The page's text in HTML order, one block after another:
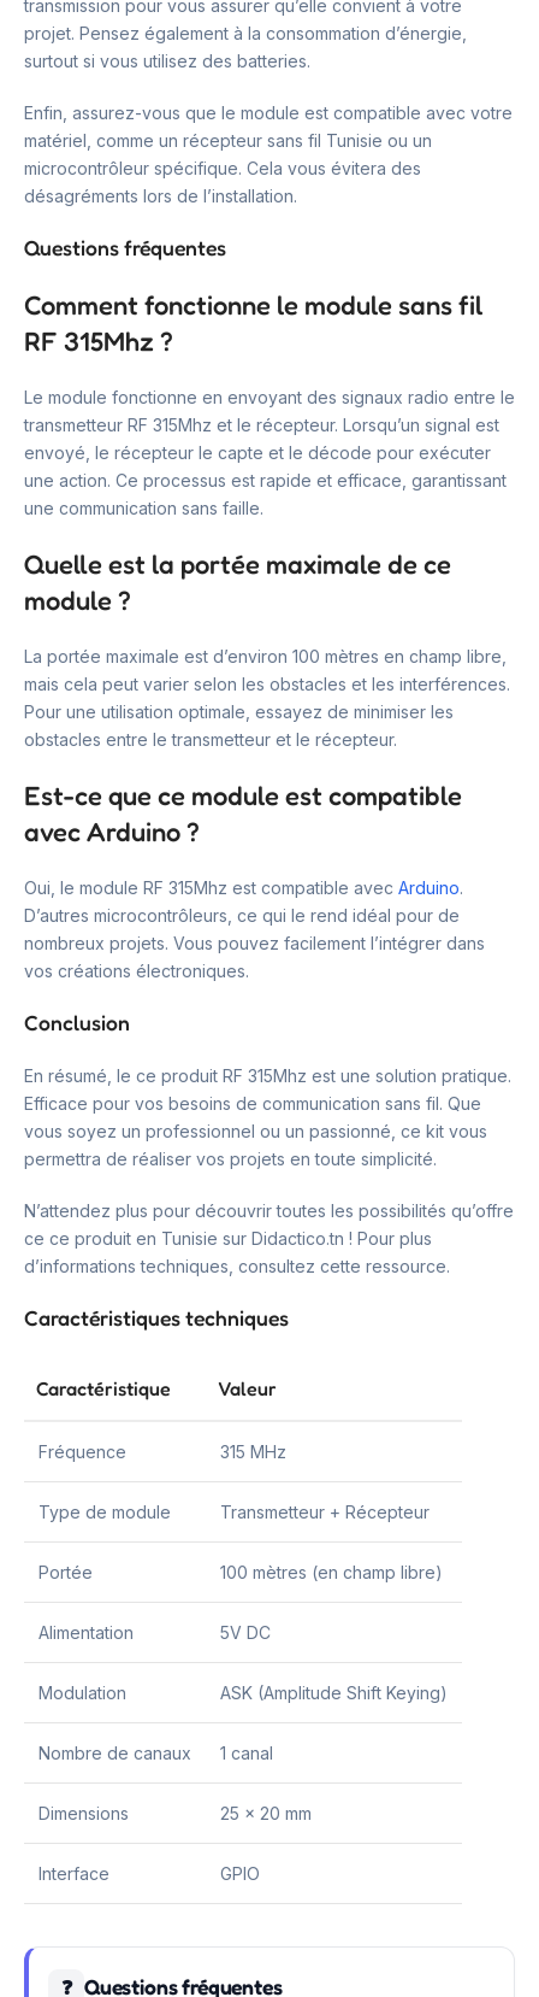
transmission pour vous assurer qu’elle convient à votre
projet. Pensez également à la consommation d’énergie,
surtout si vous utilisez des batteries.
Enfin, assurez-vous que le module est compatible avec votre
matériel, comme un récepteur sans fil Tunisie ou un
microcontrôleur spécifique. Cela vous évitera des
désagréments lors de l’installation.
Questions fréquentes
Comment fonctionne le module sans fil
RF 315Mhz ?
Le module fonctionne en envoyant des signaux radio entre le
transmetteur RF 315Mhz et le récepteur. Lorsqu’un signal est
envoyé, le récepteur le capte et le décode pour exécuter
une action. Ce processus est rapide et efficace, garantissant
une communication sans faille.
Quelle est la portée maximale de ce
module ?
La portée maximale est d’environ 100 mètres en champ libre,
mais cela peut varier selon les obstacles et les interférences.
Pour une utilisation optimale, essayez de minimiser les
obstacles entre le transmetteur et le récepteur.
Est-ce que ce module est compatible
avec Arduino ?
Oui, le module RF 315Mhz est compatible avec Arduino.
D’autres microcontrôleurs, ce qui le rend idéal pour de
nombreux projets. Vous pouvez facilement l’intégrer dans
vos créations électroniques.
Conclusion
En résumé, le ce produit RF 315Mhz est une solution pratique.
Efficace pour vos besoins de communication sans fil. Que
vous soyez un professionnel ou un passionné, ce kit vous
permettra de réaliser vos projets en toute simplicité.
N’attendez plus pour découvrir toutes les possibilités qu’offre
ce ce produit en Tunisie sur Didactico.tn ! Pour plus
d’informations techniques, consultez cette ressource.
Caractéristiques techniques
Caractéristique Valeur
Fréquence 315 MHz
Type de module Transmetteur + Récepteur
Portée 100 mètres (en champ libre)
Alimentation 5V DC
Modulation ASK (Amplitude Shift Keying)
Nombre de canaux 1 canal
Dimensions 25 x 20 mm
Interface GPIO
❓ Questions fréquentes